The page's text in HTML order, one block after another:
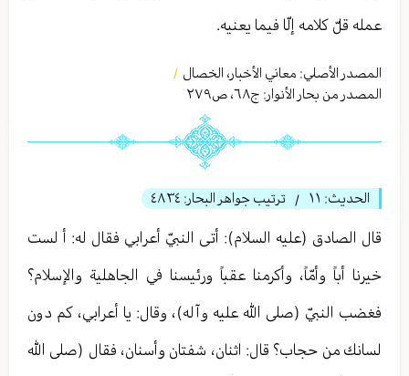
عمله قلّ كلامه إلّا فيما يعنيه.
المصدر الأصلي: معاني الأخبار، الخصال /
المصدر من بحار الأنوار: ج٦٨، ص٢٧٩
الحديث: ١١ / ترتيب جواهر البحار: ٤٨٣٤
قال الصادق (عليه السلام): أتى النبيّ أعرابي فقال له: أ لست
خيرنا أباً وأمّاً، وأكرمنا عقباً ورئيسنا في الجاهلية والإسلام؟
فغضب النبيّ (صلى الله عليه وآله)، وقال: يا أعرابي، كم دون
لسانك من حجاب؟ قال: اثنان، شفتان وأسنان، فقال (صلى الله